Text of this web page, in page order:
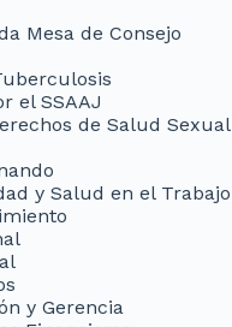
Mesa de Consejo
el SSAAJ
de Salud Sexual
y Salud en el Trabajo
y Gerencia